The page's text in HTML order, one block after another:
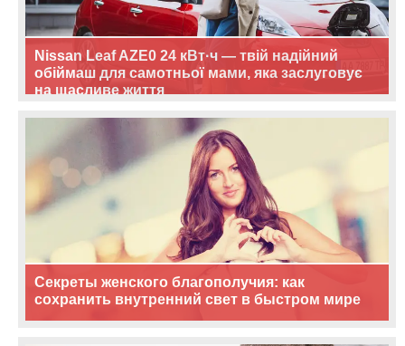
Nissan Leaf AZE0 24 кВт·ч — твій надійний
обіймаш для самотньої мами, яка заслуговує
на щасливе життя
Секреты женского благополучия: как
сохранить внутренний свет в быстром мире